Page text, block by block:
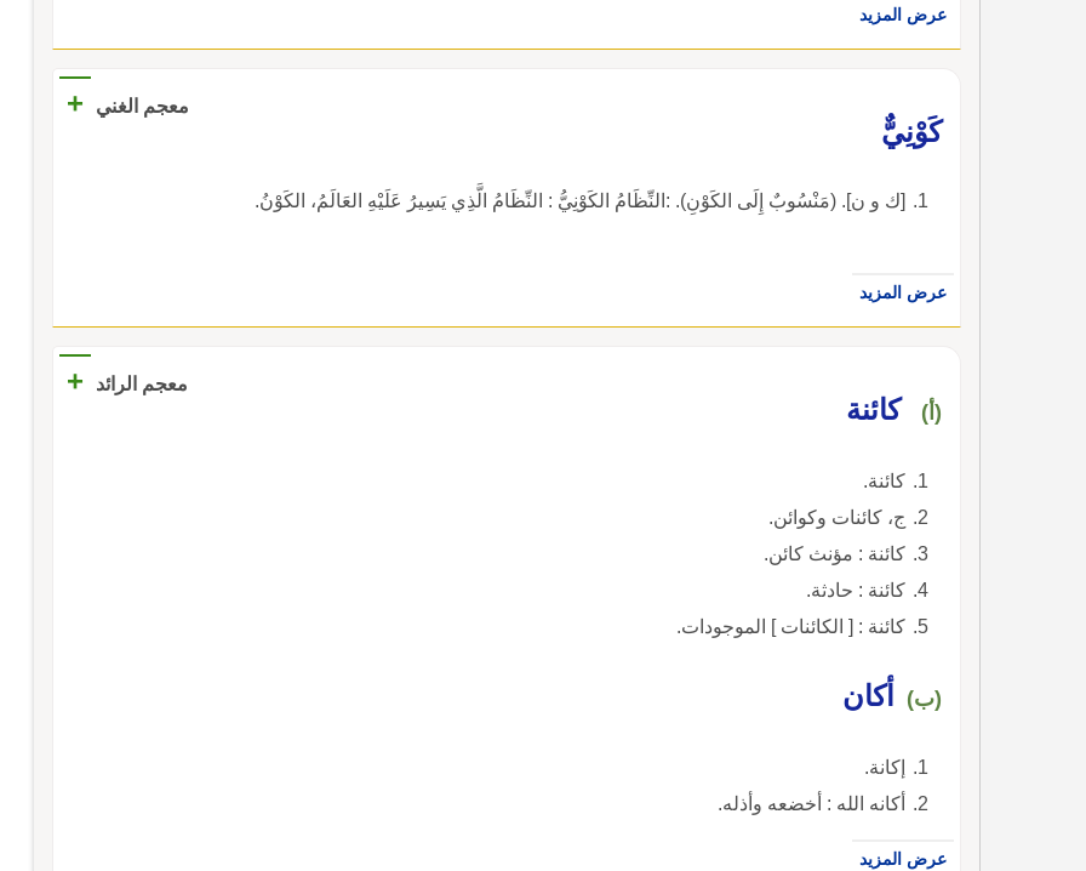
عرض المزيد
معجم الغني
+
كَوْنِيٌّ
[ك و ن]. (مَنْسُوبٌ إِلَى الكَوْنِ). :النِّظَامُ الكَوْنِيُّ : النِّظَامُ الَّذِي يَسِيرُ عَلَيْهِ العَالَمُ، الكَوْنُ.
عرض المزيد
معجم الرائد +
(أ) كائنة
كائنة.
ج، كائنات وكوائن.
كائنة : مؤنث كائن.
كائنة : حادثة.
كائنة : [ الكائنات ] الموجودات.
(ب) أكان
إكانة.
أكانه الله : أخضعه وأذله.
عرض المزيد